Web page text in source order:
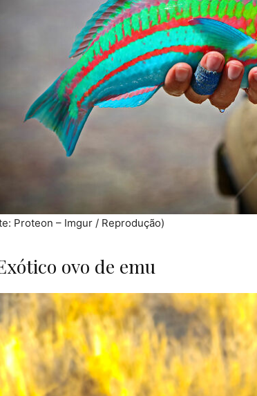
Proteon – Imgur / Reprodução)
ovo de emu